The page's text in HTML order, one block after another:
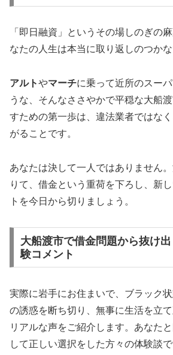
「即日融資」というその場しのぎの
なたの人生は本当に取り返しのつかな
アルトやマーチに乗って近所のスー
うな、そんなささやかで平穏な大船
すための第一歩は、違法業者ではな
がることです。
あなたは決して一人ではありません
りて、借金という重荷を下ろし、新
トを今日から切りましょう。
大船渡市で借金問題から抜け
験コメント
実際に岩手にお住まいで、ブラック状
の誘惑を断ち切り、無事に生活を立
リアルな声をご紹介します。あなた
して正しい選択をした方々の体験談で